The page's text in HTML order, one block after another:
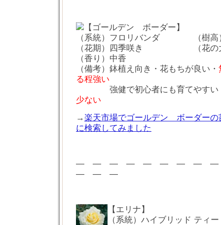
【ゴールデン ボーダー】
（系統）フロリバンダ （樹高
（花期）四季咲き （花の大
（香り）中香
（備考）鉢植え向き・花もちが良い・
る程強い
強健で初心者にも育てやすい
少ない
→楽天市場でゴールデン ボーダーの
に検索してみました
― ― ― ― ― ― ― ―
― ― ―
【エリナ】
（系統）ハイブリッド ティ